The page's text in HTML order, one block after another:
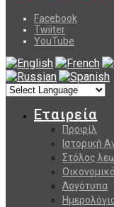
Facebook
Twiiter
YouTube
Εταιρεία
Προφίλ
Ιστορική
Στόλος
Λογότυπα